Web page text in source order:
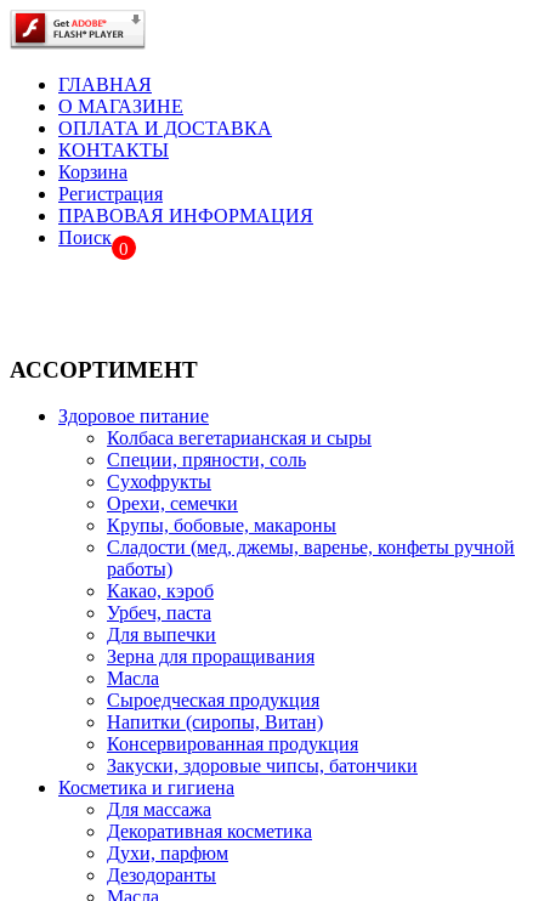
ГЛАВНАЯ
О МАГАЗИНЕ
ОПЛАТА И ДОСТАВКА
КОНТАКТЫ
Корзина
Регистрация
ПРАВОВАЯ ИНФОРМАЦИЯ
Поиск
0
АССОРТИМЕНТ
Здоровое питание
Колбаса вегетарианская и сыры
Специи, пряности, соль
Сухофрукты
Орехи, семечки
Крупы, бобовые, макароны
Сладости (мед, джемы, варенье, конфеты ручной
работы)
Какао, кэроб
Урбеч, паста
Для выпечки
Зерна для проращивания
Масла
Сыроедческая продукция
Напитки (сиропы, Витан)
Консервированная продукция
Закуски, здоровые чипсы, батончики
Косметика и гигиена
Для массажа
Декоративная косметика
Духи, парфюм
Дезодоранты